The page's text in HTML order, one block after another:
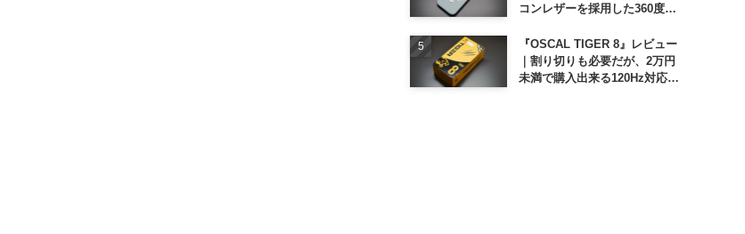
コンレザーを採用した360度回
『OSCAL TIGER 8』レビュー
｜割り切りも必要だが、2万円
未満で購入出来る120Hz対応大